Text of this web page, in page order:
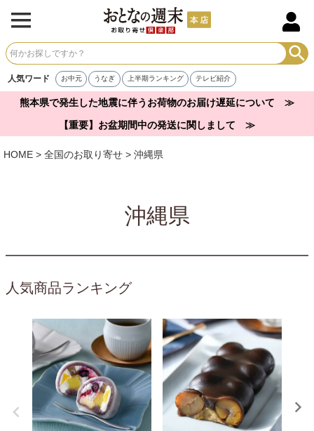
人気ワード お中元 うなぎ 上半期ランキング テレビ紹介
熊本県で発生した地震に伴うお荷物のお届け遅延について ≫
【重要】お盆期間中の発送に関しまして ≫
HOME 全国のお取り寄せ 沖縄県
沖縄県
人気商品ランキング